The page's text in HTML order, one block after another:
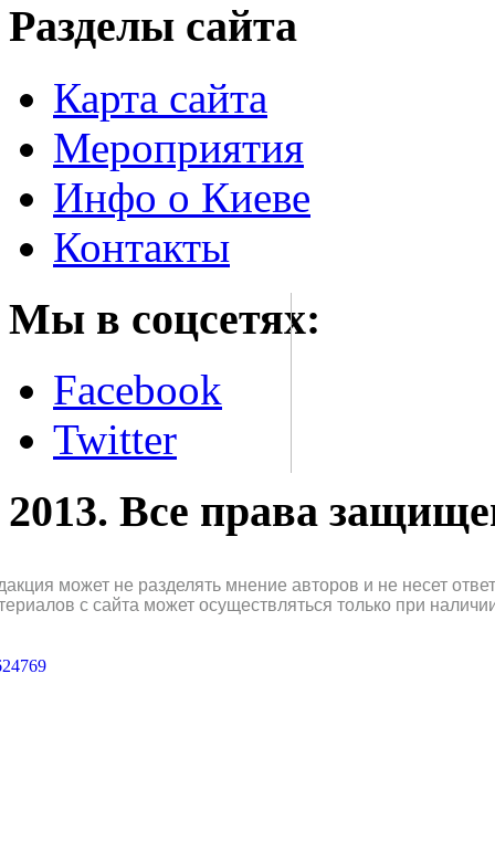
Разделы сайта
Карта сайта
Мероприятия
Инфо о Киеве
Контакты
Мы в соцсетях:
Facebook
Twitter
2013. Все права
может не разделять мнение авторов и не несет
с сайта может осуществляться только при